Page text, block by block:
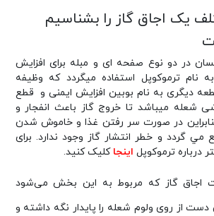
یک اجاق گاز را بشناسیم
در دو نوع صفحه ای و مبله برای افزایش
نام ترموکوپل استفاده میگردد که وظیفه
دیگری به نام بوبین افزایش ایمنی و قطع
شعله میباشد تا خروج گاز باعث انفجار و
در صورت سر رفتن غذا و خاموش شدن
مي گردد و خطر انتشار گاز وجود ندارد. برای
درباره ترموکوپل اینجا کلیک کنید.
اجاق گاز که مربوط به این بخش می‌شود
دست از روی ولوم شعله را پایدار نگه داشته و